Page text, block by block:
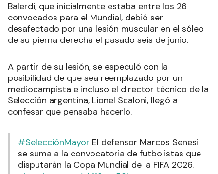
Balerdi, que inicialmente estaba entre los 26
convocados para el Mundial, debió ser
desafectado por una lesión muscular en el sóleo
de su pierna derecha el pasado seis de junio.
A partir de su lesión, se especuló con la
posibilidad de que sea reemplazado por un
mediocampista e incluso el director técnico de la
Selección argentina, Lionel Scaloni, llegó a
confesar que pensaba hacerlo.
#SelecciónMayor El defensor Marcos Senesi
se suma a la convocatoria de futbolistas que
disputarán la Copa Mundial de la FIFA 2026.